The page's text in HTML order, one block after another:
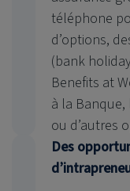
téléphone
d’options,
(bank
Benefits at
à la
ou d’autres
Des